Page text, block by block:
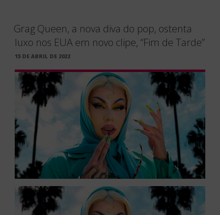
Grag Queen, a nova diva do pop, ostenta
luxo nos EUA em novo clipe, “Fim de Tarde”
PUBLICADO
15 DE ABRIL DE 2022